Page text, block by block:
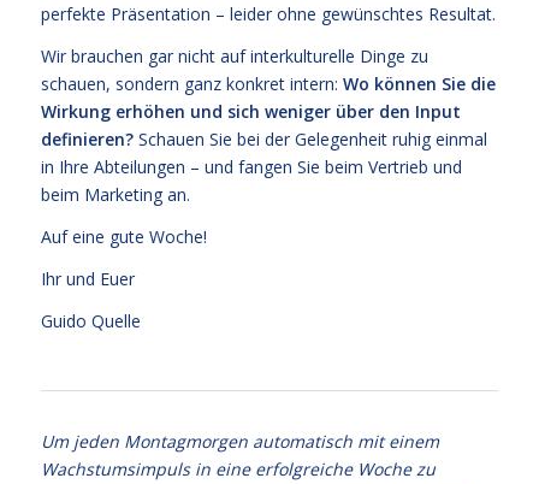
perfekte Präsentation – leider ohne gewünschtes Resultat.
Wir brauchen gar nicht auf interkulturelle Dinge zu
schauen, sondern ganz konkret intern: Wo können Sie die
Wirkung erhöhen und sich weniger über den Input
definieren?Schauen Sie bei der Gelegenheit ruhig einmal
in Ihre Abteilungen – und fangen Sie beim Vertrieb und
beim Marketing an.
Auf eine gute Woche!
Ihr und Euer
Guido Quelle
Um jeden Montagmorgen automatisch mit einem
Wachstumsimpuls in eine erfolgreiche Woche zu